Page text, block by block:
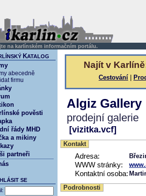
na karlínském informačním portálu.
Najít v
Cestování
Algiz Gallery
prodejní galerie
[vizitka.vcf]
Kontakt
Adresa:
WWW stránky:
Kontaktní osoba:
Podrobnosti
KATALOG
abecedně
firmu
pověsti
řády MHD
a mikiny
partneři
SE